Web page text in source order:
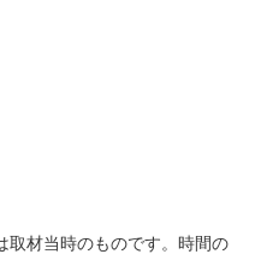
材当時のものです。時間の